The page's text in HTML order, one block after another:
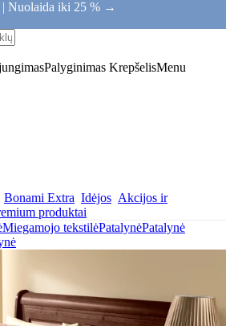
Nuolaida iki 25 % →
Palyginimas KrepšelisMenu
Bonami Extra Idėjos Akcijos ir
produktai
Miegamojo tekstilėPatalynėPatalynė